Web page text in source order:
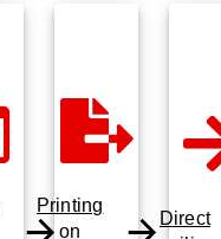
Printing
on
Direct